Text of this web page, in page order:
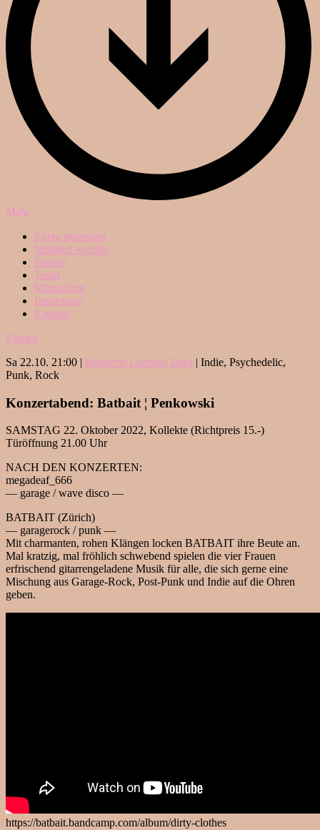
Mehr
Event promoten
Mitglied werden
Partner
Team
Mitmachen
Impressum
Kontakt
Zurück
Sa 22.10. 21:00 | Brasserie Lorraine Bern | Indie, Psychedelic,
Punk, Rock
Konzertabend: Batbait ¦ Penkowski
SAMSTAG 22. Oktober 2022, Kollekte (Richtpreis 15.-)
Türöffnung 21.00 Uhr
NACH DEN KONZERTEN:
megadeaf_666
— garage / wave disco —
BATBAIT (Zürich)
— garagerock / punk —
Mit charmanten, rohen Klängen locken BATBAIT ihre Beute an.
Mal kratzig, mal fröhlich schwebend spielen die vier Frauen
erfrischend gitarrengeladene Musik für alle, die sich gerne eine
Mischung aus Garage-Rock, Post-Punk und Indie auf die Ohren
geben.
https://batbait.bandcamp.com/album/dirty-clothes